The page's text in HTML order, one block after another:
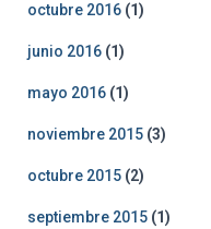
octubre 2016 (1)
junio 2016 (1)
mayo 2016 (1)
noviembre 2015 (3)
octubre 2015 (2)
septiembre 2015 (1)